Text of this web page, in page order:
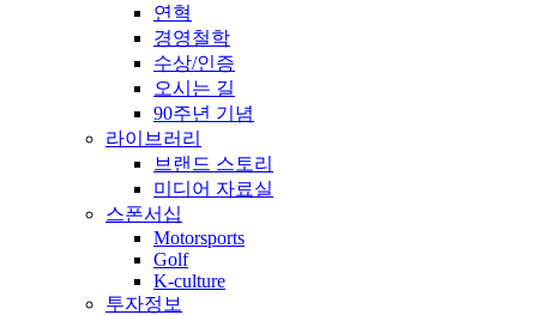
연혁
경영철학
수상/인증
오시는 길
90주년 기념
라이브러리
브랜드 스토리
미디어 자료실
스폰서십
Motorsports
Golf
K-culture
투자정보